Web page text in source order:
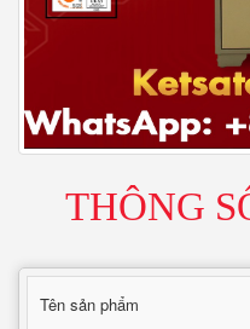
THÔNG
Tên sản phẩm